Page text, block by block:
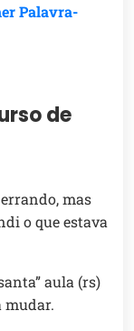
Palavra-
de
mas
o que estava
aula (rs)
mudar.